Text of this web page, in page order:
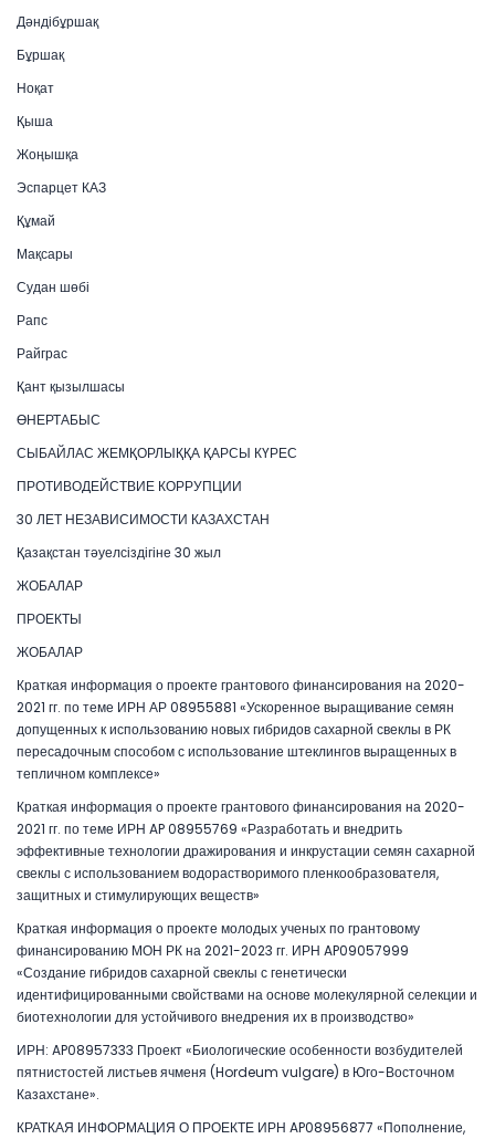
Дәндібұршақ
Бұршақ
Ноқат
Қыша
Жоңышқа
Эспарцет КАЗ
Құмай
Мақсары
Судан шөбі
Рапс
Райграс
Қант қызылшасы
ӨНЕРТАБЫС
СЫБАЙЛАС ЖЕМҚОРЛЫҚҚА ҚАРСЫ КҮРЕС
ПРОТИВОДЕЙСТВИЕ КОРРУПЦИИ
30 ЛЕТ НЕЗАВИСИМОСТИ КАЗАХСТАН
Қазақстан тәуелсіздігіне 30 жыл
ЖОБАЛАР
ПРОЕКТЫ
ЖОБАЛАР
Краткая информация о проекте грантового финансирования на 2020-
2021 гг. по теме ИРН АР 08955881 «Ускоренное выращивание семян
допущенных к использованию новых гибридов сахарной свеклы в РК
пересадочным способом с использование штеклингов выращенных в
тепличном комплексе»
Краткая информация о проекте грантового финансирования на 2020-
2021 гг. по теме ИРН AP 08955769 «Разработать и внедрить
эффективные технологии дражирования и инкрустации семян сахарной
свеклы с использованием водорастворимого пленкообразователя,
защитных и стимулирующих веществ»
Краткая информация о проекте молодых ученых по грантовому
финансированию МОН РК на 2021-2023 гг. ИРН AP09057999
«Создание гибридов сахарной свеклы с генетически
идентифицированными свойствами на основе молекулярной селекции и
биотехнологии для устойчивого внедрения их в производство»
ИРН: AP08957333 Проект «Биологические особенности возбудителей
пятнистостей листьев ячменя (Hordeum vulgare) в Юго-Восточном
Казахстане».
КРАТКАЯ ИНФОРМАЦИЯ О ПРОЕКТЕ ИРН AP08956877 «Пополнение,